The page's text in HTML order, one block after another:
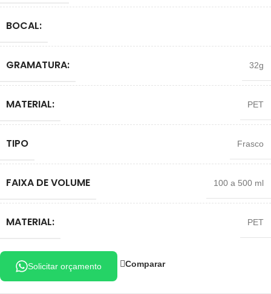
BOCAL:
GRAMATURA: 32g
MATERIAL: PET
TIPO Frasco
FAIXA DE VOLUME 100 a 500 ml
MATERIAL: PET
Solicitar orçamento Comparar